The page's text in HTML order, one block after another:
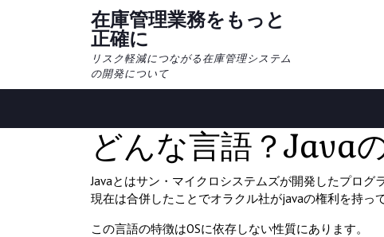
在庫管理業務をもっと
正確に
リスク軽減につながる在庫管理システム
の開発について
どんな言語？Java
Javaとはサン・マイクロシステムズが開発したプログ
現在は合併したことでオラクル社がjavaの権利を持っ
この言語の特徴はOSに依存しない性質にあります。